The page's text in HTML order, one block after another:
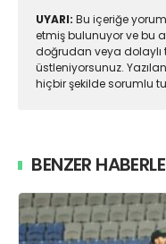
UYARI: Bu içeriğe
etmiş bulunuyor ve bu
doğrudan veya dolaylı
üstleniyorsunuz.
hiçbir şekilde sorumlu
BENZER